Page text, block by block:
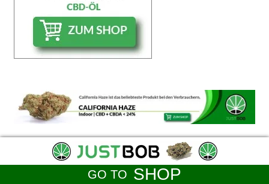
GO TO SHOP